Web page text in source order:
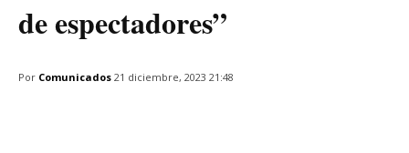
de espectadores”
Por Comunicados 21 diciembre, 2023 21:48